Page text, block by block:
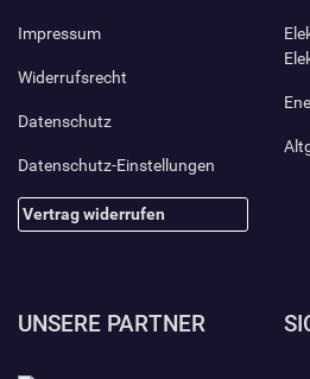
Impressum
Widerrufsrecht
Datenschutz
Datenschutz-Einstellungen
Vertrag widerrufen
UNSERE PARTNER